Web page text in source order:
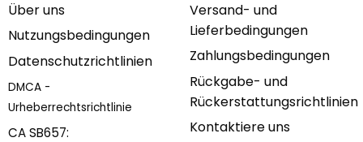
Über uns
Nutzungsbedingungen
Datenschutzrichtlinien
DMCA -
Urheberrechtsrichtlinie
CA SB657:
Versand- und
Lieferbedingungen
Zahlungsbedingungen
Rückgabe- und
Rückerstattungsrichtlinien
Kontaktiere uns